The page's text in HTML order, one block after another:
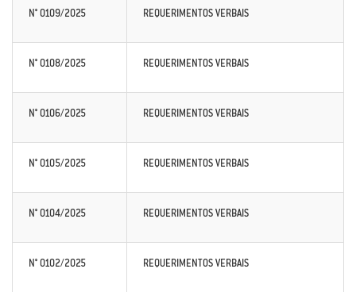
N° 0109/2025 REQUERIMENTOS VERBAIS
N° 0108/2025 REQUERIMENTOS VERBAIS
N° 0106/2025 REQUERIMENTOS VERBAIS
N° 0105/2025 REQUERIMENTOS VERBAIS
N° 0104/2025 REQUERIMENTOS VERBAIS
N° 0102/2025 REQUERIMENTOS VERBAIS